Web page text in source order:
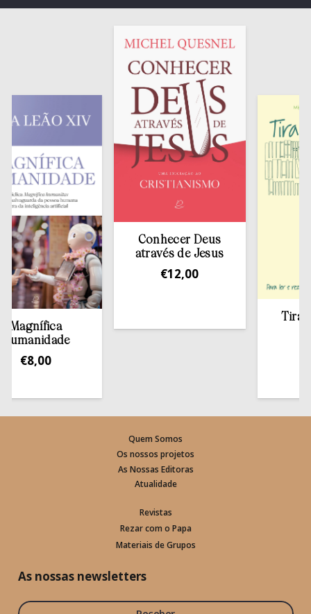
8,00
Conhecer Deus
através de Jesus
12,00
Tirar a
Quem Somos
Os nossos projetos
As Nossas Editoras
Atualidade
Revistas
Rezar com o Papa
Materiais de Grupos
As nossas newsletters